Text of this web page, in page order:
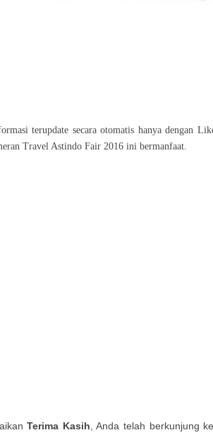
terupdate secara otomatis hanya dengan
Travel Astindo Fair 2016 ini bermanfaat.
Terima Kasih, Anda telah berkunjung